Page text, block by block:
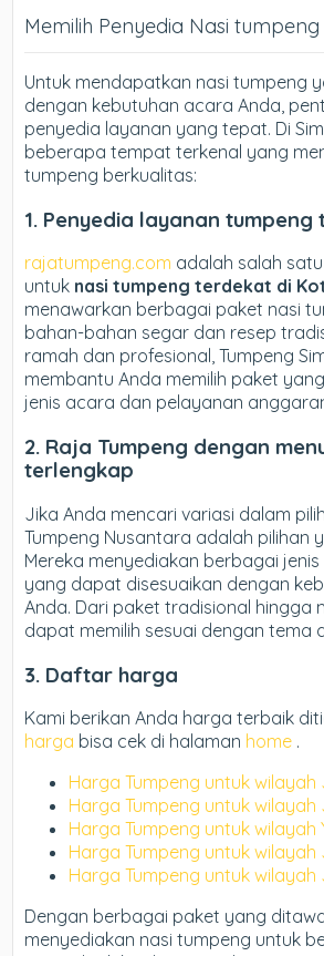
Memilih Penyedia Nasi tumpeng
Untuk mendapatkan nasi tumpeng
dengan kebutuhan acara Anda,
penyedia layanan yang tepat. Di
beberapa tempat terkenal yang
tumpeng berkualitas:
1. Penyedia layanan tumpeng
rajatumpeng.com adalah salah
untuk nasi tumpeng terdekat di
menawarkan berbagai paket nasi
bahan-bahan segar dan resep
ramah dan profesional, Tumpeng
membantu Anda memilih paket
jenis acara dan pelayanan
2. Raja Tumpeng dengan
terlengkap
Jika Anda mencari variasi dalam
Tumpeng Nusantara adalah pilihan
Mereka menyediakan berbagai
yang dapat disesuaikan dengan
Anda. Dari paket tradisional hingga
dapat memilih sesuai dengan tema
3. Daftar harga
Kami berikan Anda harga terbaik
harga bisa cek di halaman home .
Harga Tumpeng untuk wilayah
Harga Tumpeng untuk wilayah
Harga Tumpeng untuk wilayah
Harga Tumpeng untuk
Harga Tumpeng untuk
Dengan berbagai paket yang
menyediakan nasi tumpeng untuk